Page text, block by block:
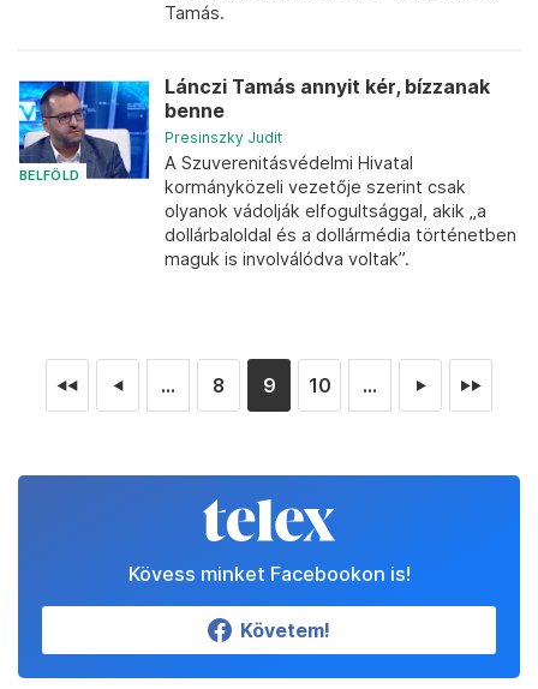
Tamás.
BELFÖLD
Lánczi Tamás annyit kér, bízzanak
benne
Presinszky Judit
A Szuverenitásvédelmi Hivatal
kormányközeli vezetője szerint csak
olyanok vádolják elfogultsággal, akik „a
dollárbaloldal és a dollármédia történetben
maguk is involválódva voltak”.
◄◄ ◄ ... 8 9 10 ... ► ►►
Kövess minket Facebookon is!
Követem!